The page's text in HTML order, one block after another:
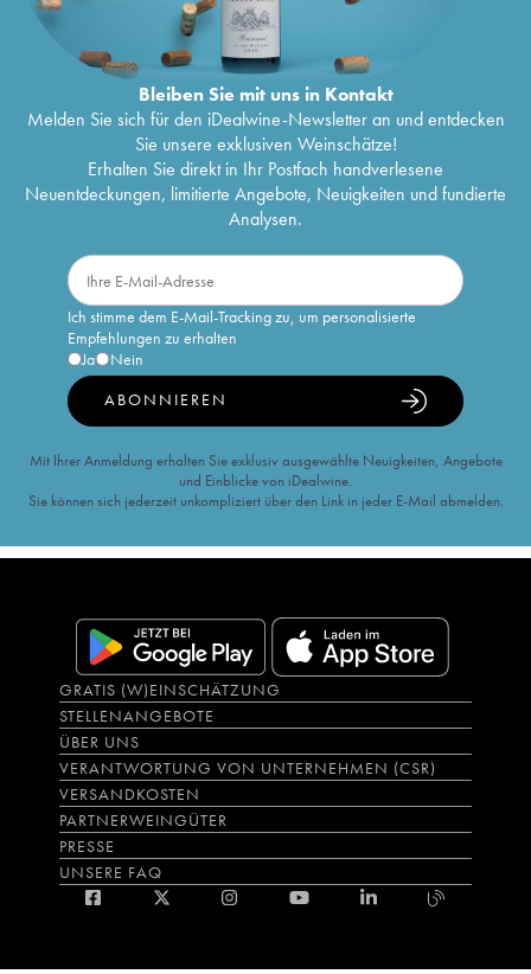
Bleiben Sie mit uns in Kontakt
Melden Sie sich für den iDealwine-Newsletter an und entdecken
Sie unsere exklusiven Weinschätze!
Erhalten Sie direkt in Ihr Postfach handverlesene
Neuentdeckungen, limitierte Angebote, Neuigkeiten und fundierte
Analysen.
Ich stimme dem E-Mail-Tracking zu, um personalisierte
Empfehlungen zu erhalten
Ja
Nein
ABONNIEREN
Mit Ihrer Anmeldung erhalten Sie exklusiv ausgewählte Neuigkeiten, Angebote
und Einblicke von iDealwine.
Sie können sich jederzeit unkompliziert über den Link in jeder E-Mail abmelden.
GRATIS (W)EINSCHÄTZUNG
STELLENANGEBOTE
ÜBER UNS
VERANTWORTUNG VON UNTERNEHMEN (CSR)
VERSANDKOSTEN
PARTNERWEINGÜTER
PRESSE
UNSERE FAQ